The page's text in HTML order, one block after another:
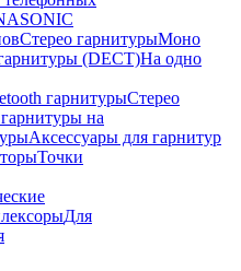
Стерео гарнитурыМоно
(DECT)На одно
гарнитурыСтерео
на
Аксессуары для гарнитур
Точки
Для